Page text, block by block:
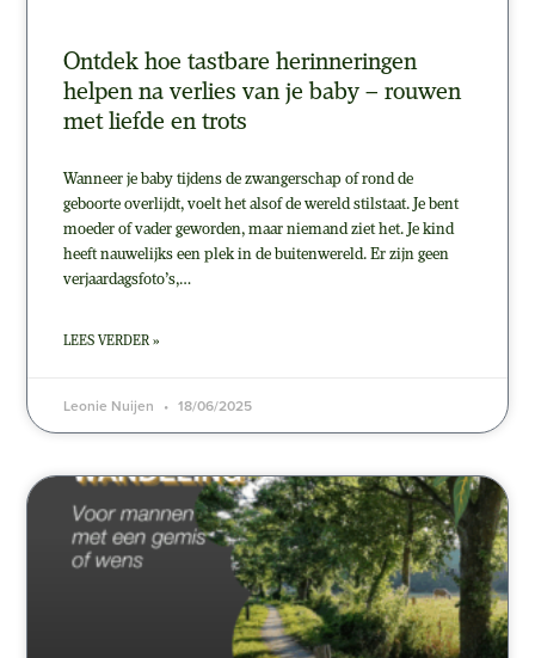
Ontdek hoe tastbare herinneringen
helpen na verlies van je baby – rouwen
met liefde en trots
Wanneer je baby tijdens de zwangerschap of rond de
geboorte overlijdt, voelt het alsof de wereld stilstaat. Je bent
moeder of vader geworden, maar niemand ziet het. Je kind
heeft nauwelijks een plek in de buitenwereld. Er zijn geen
verjaardagsfoto’s,…
LEES VERDER »
Leonie Nuijen 18/06/2025